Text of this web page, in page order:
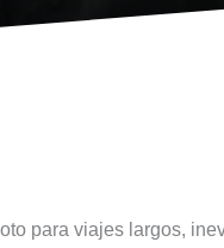
para viajes largos,